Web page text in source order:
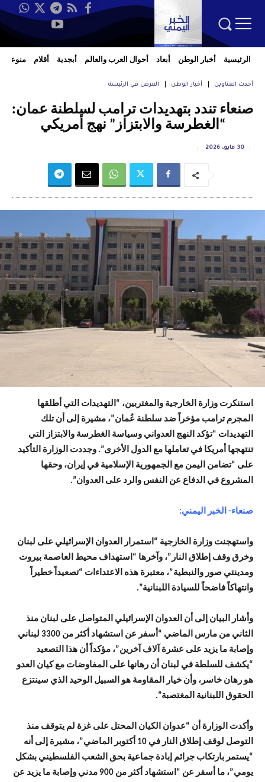
الرئيسية أخبار الوطن أبعاد أحوال العرب والعالم أبجدية أقلام منوعات
أحدث العناوين أخبار الوطن العرض في الرئيسة
صنعاء تندد بتهديدات ترامب لسلطنة عمان:
“الغطرسة والابتزاز” نهج أمريكي
30 مايو، 2026
استنكرت وزارة الخارجية والمغتربين، “التهديدات التي أطلقها
المجرم ترامب مؤخراً ضد سلطنة عُمان”، مشيرة إلى أن تلك
التهديدات “تؤكد النهج العدواني وسياسة الغطرسة والابتزاز التي
تنتهجها أمريكا في تعاملها مع الدول الأخرى”. وجددت الوزارة التأكيد
على “تضامن اليمن مع الجمهورية الإسلامية في إيران، وحقها
المشروع في الدفاع عن النفس والرد على العدوان”.
صنعاء- الخبر اليمني:
واستهجنت وزارة الخارجية “استمرار العدوان الإسرائيلي على لبنان
وخرق وقف إطلاق النار”، وآخرها “استهداف محيط العاصمة بيروت
ومدينتي صور والنبطية”، معتبرة هذه الاعتداءات “تصعيداً خطيراً
وانتهاكاً فاضحاً للسيادة اللبنانية”.
وأشار البيان إلى أن العدوان الإسرائيلي المتواصل على لبنان منذ
الثاني من مارس الماضي “أسفر عن استشهاد أكثر من 3300 لبناني
وإصابة ما يزيد على عشرة آلاف آخرين”، مؤكداً أن هذا التصعيد
“يكشف للسلطة في لبنان أن رهانها على المفاوضات مع كيان العدو
هو رهان خاسر، وأن خيار المقاومة هو السبيل الوحيد الذي سينتزع
الحقوق اللبنانية المغتصبة”.
وأكدت الوزارة أن “عدوان الكيان المحتل على غزة لم يتوقف منذ
التوصل لوقف إطلاق النار في 10 أكتوبر الماضي”، مشيرة إلى أنه
“يستمر بارتكاب جرائم إبادة جماعية بحق الشعب الفلسطيني بشكل
يومي”، ما أسفر عن “استشهاد أكثر من 900 مدني وإصابة ما يزيد عن